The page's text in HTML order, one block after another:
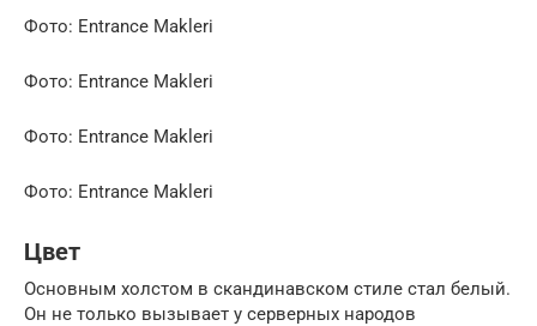
Фото: Entrance Makleri
Фото: Entrance Makleri
Фото: Entrance Makleri
Фото: Entrance Makleri
Цвет
Основным холстом в скандинавском стиле стал белый.
Он не только вызывает у серверных народов